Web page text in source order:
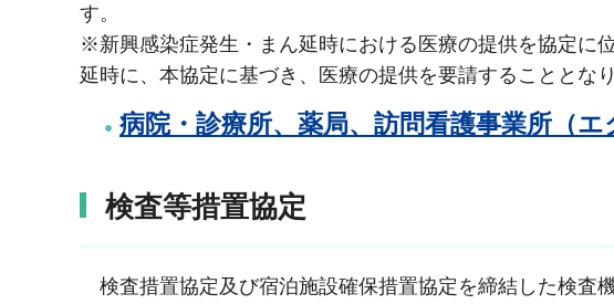
す。
※新興感染症発生・まん延時における医療の提供を協定に
延時に、本協定に基づき、医療の提供を要請することとなり
病院・診療所、薬局、訪問看護事業所（エ
検査等措置協定
検査措置協定及び宿泊施設確保措置協定を締結した検査